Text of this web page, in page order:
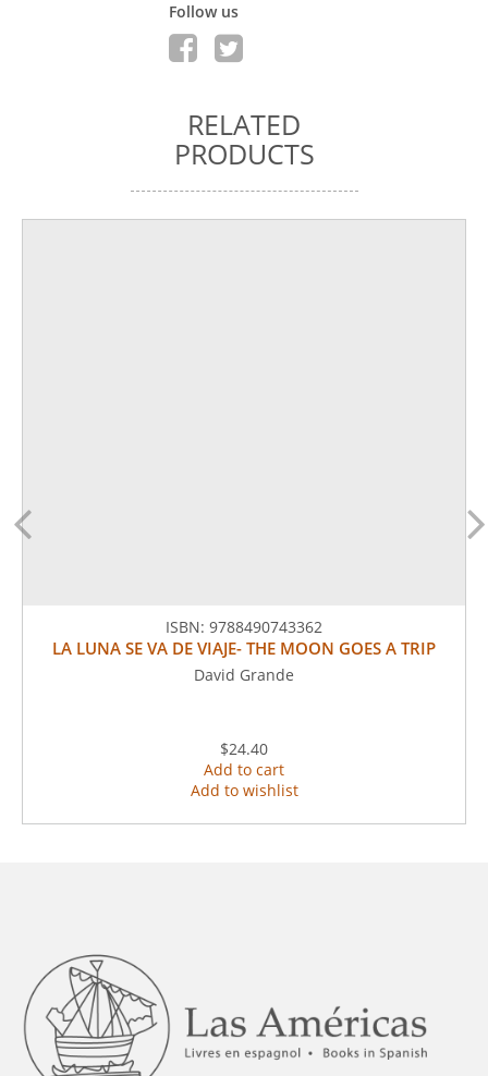
Follow us
RELATED
PRODUCTS
ISBN: 9788490743362
LA LUNA SE VA DE VIAJE- THE MOON GOES A TRIP
David Grande
$24.40
Add to cart
Add to wishlist